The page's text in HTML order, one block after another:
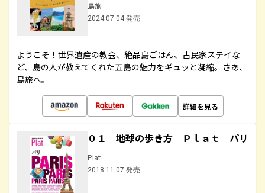
島旅
2024.07.04 発売
ようこそ！世界遺産の教会、絶品島ごはん、古民家ステイな
ど、島の人が教えてくれた五島の魅力をギュッと凝縮。さあ、
島旅へ。
詳細を見る
０１ 地球の歩き方 Ｐｌａｔ パリ
Plat
2018.11.07 発売